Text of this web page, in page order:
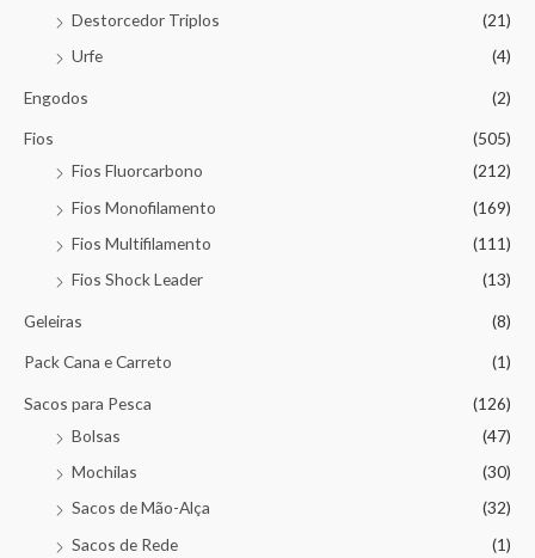
Destorcedor Triplos
(21)
Urfe
(4)
Engodos (2)
Fios
(505)
Fios Fluorcarbono
(212)
Fios Monofilamento
(169)
Fios Multifilamento
(111)
Fios Shock Leader
(13)
Geleiras (8)
Pack Cana e Carreto (1)
Sacos para Pesca
(126)
Bolsas
(47)
Mochilas
(30)
Sacos de Mão-Alça
(32)
Sacos de Rede
(1)